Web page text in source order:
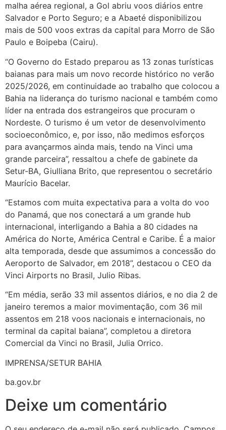
malha aérea regional, a Gol abriu voos diários entre
Salvador e Porto Seguro; e a Abaeté disponibilizou
mais de 500 voos extras da capital para Morro de São
Paulo e Boipeba (Cairu).
“O Governo do Estado preparou as 13 zonas turísticas
baianas para mais um novo recorde histórico no verão
2025/2026, em continuidade ao trabalho que colocou a
Bahia na liderança do turismo nacional e também como
líder na entrada dos estrangeiros que procuram o
Nordeste. O turismo é um vetor de desenvolvimento
socioeconômico, e, por isso, não medimos esforços
para avançarmos ainda mais, tendo na Vinci uma
grande parceira”, ressaltou a chefe de gabinete da
Setur-BA, Giulliana Brito, que representou o secretário
Maurício Bacelar.
“Estamos com muita expectativa para a volta do voo
do Panamá, que nos conectará a um grande hub
internacional, interligando a Bahia a 80 cidades na
América do Norte, América Central e Caribe. É a maior
alta temporada, desde que assumimos a concessão do
Aeroporto de Salvador, em 2018”, destacou o CEO da
Vinci Airports no Brasil, Julio Ribas.
“Em média, serão 33 mil assentos diários, e no dia 2 de
janeiro teremos a maior movimentação, com 36 mil
assentos em 218 voos nacionais e internacionais, no
terminal da capital baiana”, completou a diretora
Comercial da Vinci no Brasil, Julia Orrico.
IMPRENSA/SETUR BAHIA
ba.gov.br
Deixe um comentário